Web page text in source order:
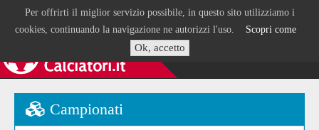
Per offrirti il miglior servizio possibile, in questo sito utilizziamo i
cookies, continuando la navigazione ne autorizzi l'uso. Scopri come
Ok, accetto
Campionati